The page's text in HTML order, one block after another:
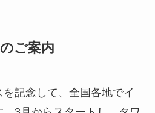
ご案内
記念して、全国各地でイ